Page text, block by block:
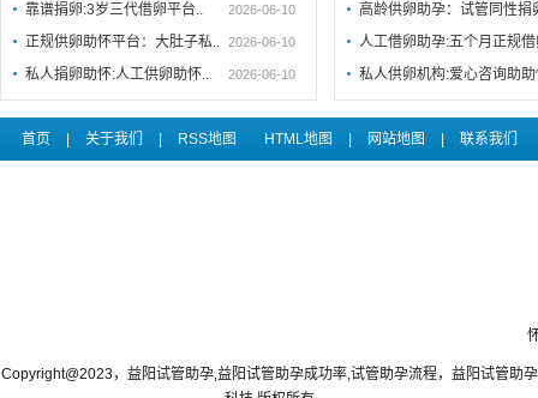
靠谱捐卵:3岁三代借卵平台.. 2026-06-10
正规供卵助怀平台：大肚子私.. 2026-06-10
私人捐卵助怀:人工供卵助怀.. 2026-06-10
高龄供卵助孕：试管同性
人工借卵助孕:五个月正规
私人供卵机构:爱心咨询助
首页 关于我们 RSS地图 HTML地图 网站地图 联系我们
Copyright@2023，益阳试管助孕,益阳试管助孕成功率,试管助孕流程，益阳试管助孕